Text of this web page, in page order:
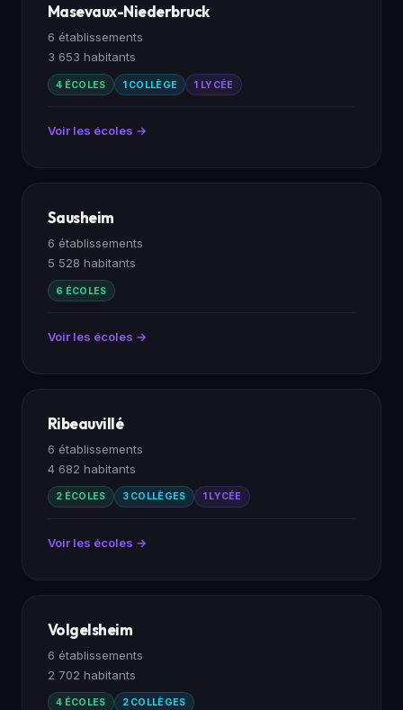
Masevaux-Niederbruck
6 établissements
3 653 habitants
4 ÉCOLES 1 COLLÈGE 1 LYCÉE
Voir les écoles →
Sausheim
6 établissements
5 528 habitants
6 ÉCOLES
Voir les écoles →
Ribeauvillé
6 établissements
4 682 habitants
2 ÉCOLES 3 COLLÈGES 1 LYCÉE
Voir les écoles →
Volgelsheim
6 établissements
2 702 habitants
4 ÉCOLES 2 COLLÈGES